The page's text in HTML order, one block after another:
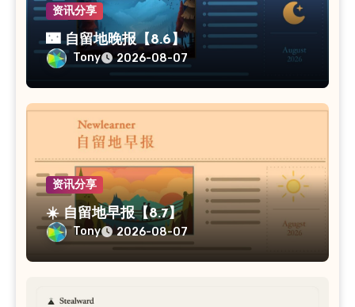
资讯分享
🌃 自留地晚报【8.6】
Tony 2026-08-07
资讯分享
☀️ 自留地早报【8.7】
Tony 2026-08-07